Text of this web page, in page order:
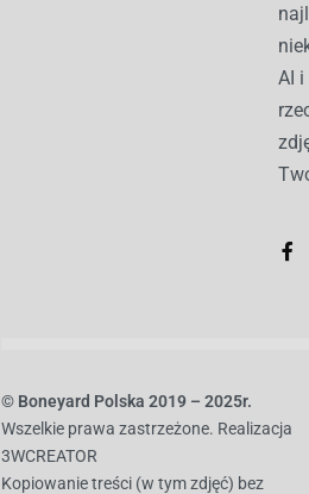
AI
© Boneyard Polska 2019 – 2025r.
Wszelkie prawa zastrzeżone. Realizacja
3WCREATOR
Kopiowanie treści (w tym zdjęć) bez